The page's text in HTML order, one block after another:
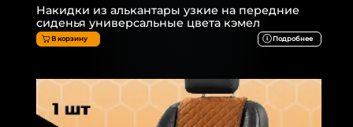
Накидки из алькантары узкие на передние
сиденья универсальные цвета кэмел
В корзину Подробнее